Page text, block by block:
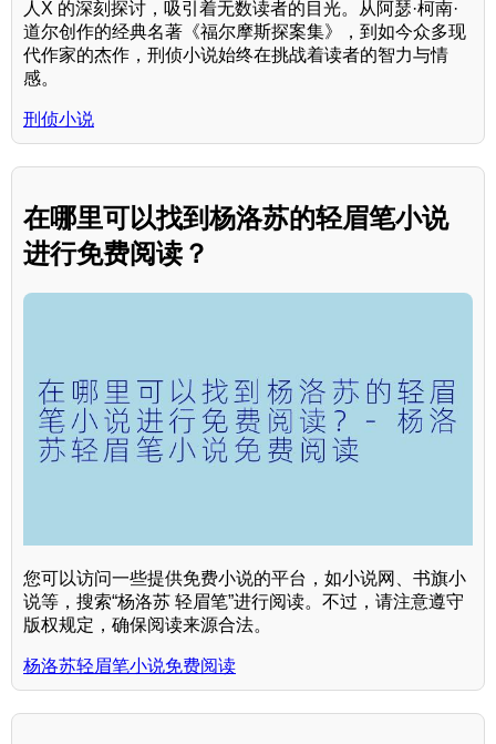
人X 的深刻探讨，吸引着无数读者的目光。从阿瑟·柯南·
道尔创作的经典名著《福尔摩斯探案集》，到如今众多现
代作家的杰作，刑侦小说始终在挑战着读者的智力与情
感。
刑侦小说
在哪里可以找到杨洛苏的轻眉笔小说
进行免费阅读？
您可以访问一些提供免费小说的平台，如小说网、书旗小
说等，搜索“杨洛苏 轻眉笔”进行阅读。不过，请注意遵守
版权规定，确保阅读来源合法。
杨洛苏轻眉笔小说免费阅读